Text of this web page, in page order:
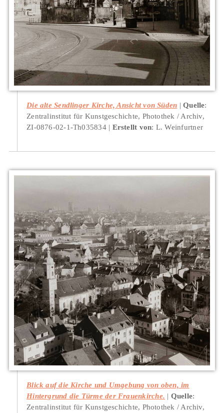
Die alte Sendlinger Kirche, Ansicht von Süden Quelle:
Zentralinstitut für Kunstgeschichte, Photothek / Archiv,
ZI-0876-02-1-Th035834
Erstellt von: L. Weinfurtner
Blick auf die Kirche und Umgebung von oben, im
Hintergrund die Türme der Frauenkirche.
Quelle:
Zentralinstitut für Kunstgeschichte, Photothek / Archiv,